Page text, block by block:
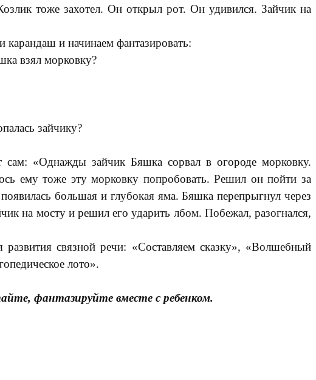
тоже захотел. Он открыл рот. Он удивился. Зайчик на
и начинаем фантазировать:
взял морковку?
зайчику?
сам: «Однажды зайчик Бяшка сорвал в огороде морковку.
ему тоже эту морковку попробовать. Решил он пойти за
большая и глубокая яма. Бяшка перепрыгнул через
на мосту и решил его ударить лбом. Побежал, разогнался,
связной речи: «Составляем сказку», «Волшебный
лото».
фантазируйте вместе с ребенком.